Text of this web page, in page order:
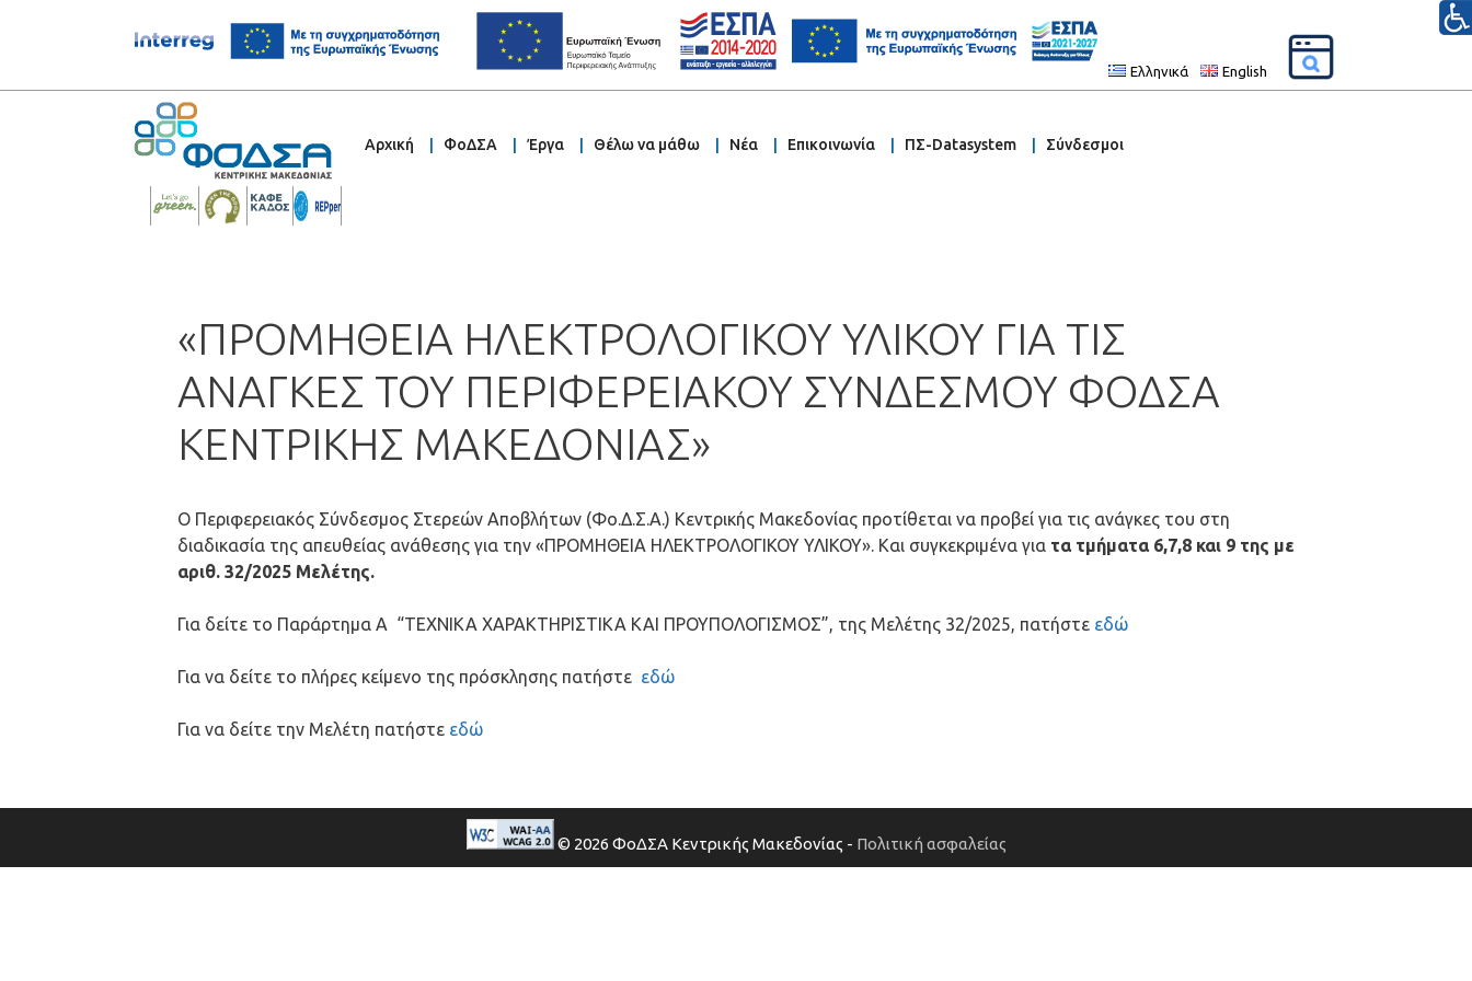
Ελληνικά English
Αρχική ΦοΔΣΑ Έργα Θέλω να μάθω Νέα Επικοινωνία ΠΣ-Datasystem Σύνδεσμοι
«ΠΡΟΜΗΘΕΙΑ ΗΛΕΚΤΡΟΛΟΓΙΚΟΥ ΥΛΙΚΟΥ ΓΙΑ ΤΙΣ
ΑΝΑΓΚΕΣ ΤΟΥ ΠΕΡΙΦΕΡΕΙΑΚΟΥ ΣΥΝΔΕΣΜΟΥ ΦΟΔΣΑ
ΚΕΝΤΡΙΚΗΣ ΜΑΚΕΔΟΝΙΑΣ»
Ο Περιφερειακός Σύνδεσμος Στερεών Αποβλήτων (Φο.Δ.Σ.Α.) Κεντρικής Μακεδονίας προτίθεται να προβεί για τις ανάγκες του στη
διαδικασία της απευθείας ανάθεσης για την «ΠΡΟΜΗΘΕΙΑ ΗΛΕΚΤΡΟΛΟΓΙΚΟΥ ΥΛΙΚΟΥ». Και συγκεκριμένα για τα τμήματα 6,7,8 και 9 της με
αριθ. 32/2025 Μελέτης.
Για δείτε το Παράρτημα Α “ΤΕΧΝΙΚΑ ΧΑΡΑΚΤΗΡΙΣΤΙΚΑ ΚΑΙ ΠΡΟΥΠΟΛΟΓΙΣΜΟΣ”, της Μελέτης 32/2025, πατήστε εδώ
Για να δείτε το πλήρες κείμενο της πρόσκλησης πατήστε εδώ
Για να δείτε την Μελέτη πατήστε εδώ
© 2026 ΦοΔΣΑ Κεντρικής Μακεδονίας - Πολιτική ασφαλείας